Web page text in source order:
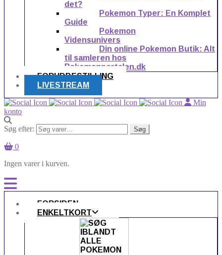
det?
Pokemon Typer: En Komplet
Guide
Pokemon
Vidensunivers
Din online Pokemon Butik: Alt
til samleren hos
Pokemonportalen.dk
FORUDBESTILLING
LIVESTREAM
Min
konto
Søg efter: Søg
0
Ingen varer i kurven.
FORSIDEN
ENKELTKORT